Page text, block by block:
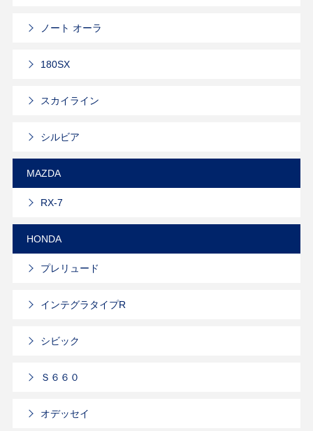
ノート オーラ
180SX
スカイライン
シルビア
MAZDA
RX-7
HONDA
プレリュード
インテグラタイプR
シビック
Ｓ６６０
オデッセイ